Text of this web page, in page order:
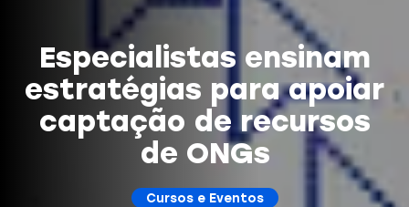
Especialistas ensinam
estratégias para apoiar
captação de recursos
de ONGs
Cursos e Eventos